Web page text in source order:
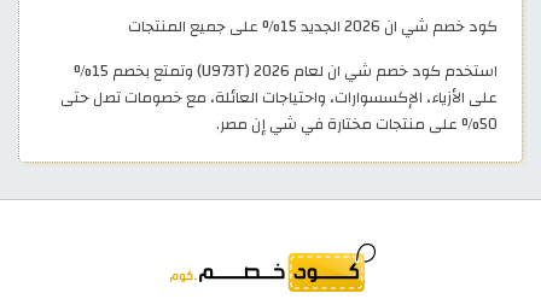
كود خصم شي ان 2026 الجديد 15% على جميع المنتجات
استخدم كود خصم شي ان لعام 2026 (U973T) وتمتع بخصم 15%
على الأزياء، الإكسسوارات، واحتياجات العائلة، مع خصومات تصل حتى
50% على منتجات مختارة في شي إن مصر.